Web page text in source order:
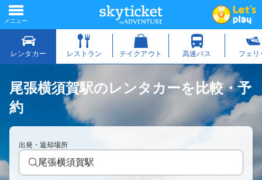
尾張横須賀駅のレンタカーを比較・予
約
出発・返却場所
尾張横須賀駅